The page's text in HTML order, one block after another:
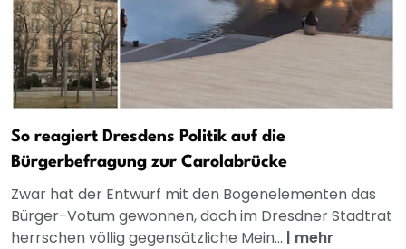
So reagiert Dresdens Politik auf die
Bürgerbefragung zur Carolabrücke
Zwar hat der Entwurf mit den Bogenelementen das
Bürger-Votum gewonnen, doch im Dresdner Stadtrat
herrschen völlig gegensätzliche Mein... | mehr